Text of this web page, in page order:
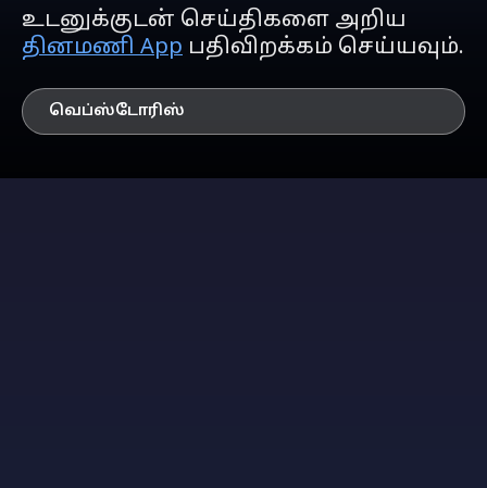
உடனுக்குடன் செய்திகளை அறிய
தினமணி App பதிவிறக்கம் செய்யவும்.
வெப்ஸ்டோரிஸ்